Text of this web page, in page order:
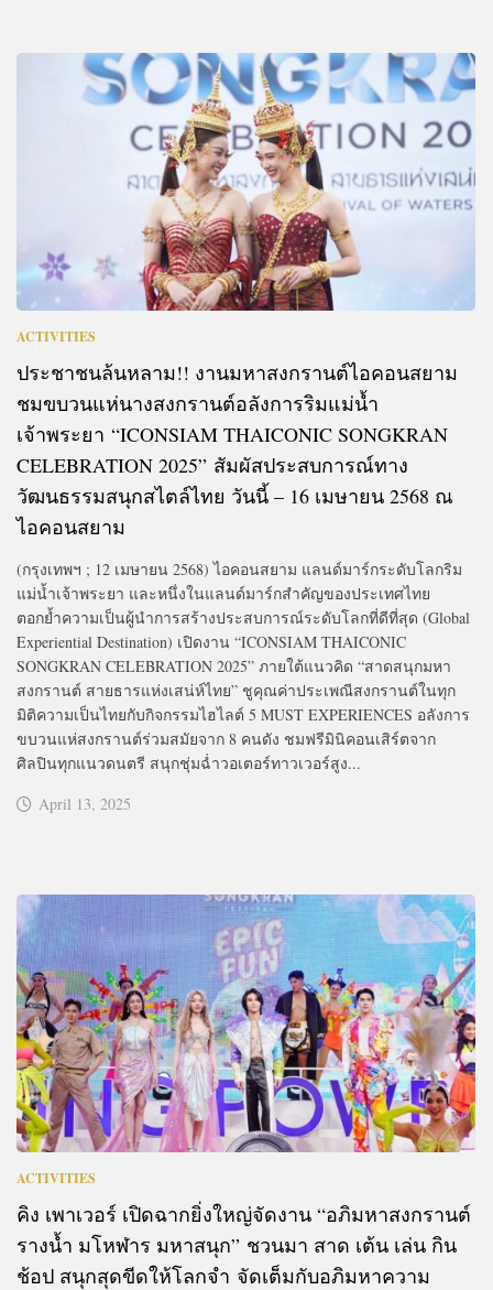
ACTIVITIES
ประชาชนล้นหลาม!! งานมหาสงกรานต์ไอคอนสยาม
ชมขบวนแห่นางสงกรานต์อลังการริมแม่น้ำ
เจ้าพระยา “ICONSIAM THAICONIC SONGKRAN
CELEBRATION 2025” สัมผัสประสบการณ์ทาง
วัฒนธรรมสนุกสไตล์ไทย วันนี้ – 16 เมษายน 2568 ณ
ไอคอนสยาม
(กรุงเทพฯ ; 12 เมษายน 2568) ไอคอนสยาม แลนด์มาร์กระดับโลกริม
แม่น้ำเจ้าพระยา และหนึ่งในแลนด์มาร์กสำคัญของประเทศไทย
ตอกย้ำความเป็นผู้นำการสร้างประสบการณ์ระดับโลกที่ดีที่สุด (Global
Experiential Destination) เปิดงาน “ICONSIAM THAICONIC
SONGKRAN CELEBRATION 2025” ภายใต้แนวคิด “สาดสนุกมหา
สงกรานต์ สายธารแห่งเสน่ห์ไทย” ชูคุณค่าประเพณีสงกรานต์ในทุก
มิติความเป็นไทยกับกิจกรรมไฮไลต์ 5 MUST EXPERIENCES อลังการ
ขบวนแห่สงกรานต์ร่วมสมัยจาก 8 คนดัง ชมฟรีมินิคอนเสิร์ตจาก
ศิลปินทุกแนวดนตรี สนุกชุ่มฉ่ำวอเตอร์ทาวเวอร์สูง...
April 13, 2025
ACTIVITIES
คิง เพาเวอร์ เปิดฉากยิ่งใหญ่จัดงาน “อภิมหาสงกรานต์
รางน้ำ มโหฬาร มหาสนุก” ชวนมา สาด เต้น เล่น กิน
ช้อป สนุกสุดขีดให้โลกจำ จัดเต็มกับอภิมหาความ